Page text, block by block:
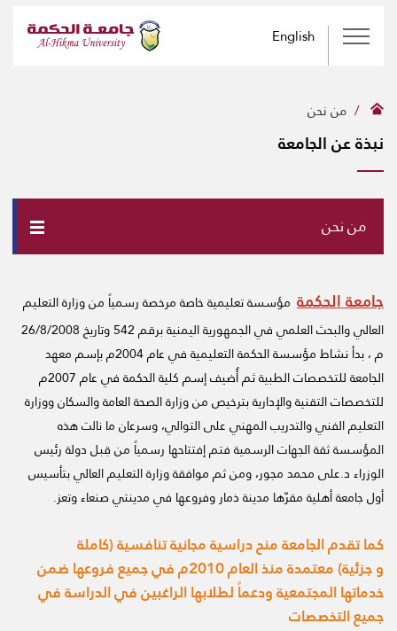
English
من نحن
نبذة عن الجامعة
من نحن
جامعة الحكمة مؤسسة تعليمية خاصة مرخصة رسمياً من وزارة التعليم
العالي والبحث العلمي في الجمهورية اليمنية برقم 542 وتاريخ 26/8/2008
م ، بدأ نشاط مؤسسة الحكمة التعليمية في عام 2004م بإسم معهد
الجامعة للتخصصات الطبية ثم أُضيف إسم كلية الحكمة في عام 2007م
للتخصصات التقنية والإدارية بترخيص من وزارة الصحة العامة والسكان ووزارة
التعليم الفني والتدريب المهني على التوالي، وسرعان ما نالت هذه
المؤسسة ثقة الجهات الرسمية فتم إفتتاحها رسمياً من قِبل دولة رئيس
الوزراء د.على محمد مجور، ومن ثم موافقة وزارة التعليم العالي بتأسيس
أول جامعة أهلية مقرّها مدينة ذمار وفروعها في مدينتي صنعاء وتعز.
كما تقدم الجامعة منح دراسية مجانية تنافسية (كاملة
و جزئية) معتمدة منذ العام 2010م في جميع فروعها ضمن
خدماتها المجتمعية ودعماً لطلابها الراغبين في الدراسة في
جميع التخصصات